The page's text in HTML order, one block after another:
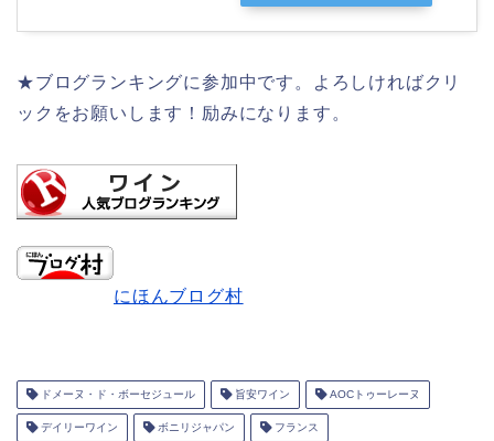
★ブログランキングに参加中です。よろしければクリ
ックをお願いします！励みになります。
にほんブログ村
ドメーヌ・ド・ボーセジュール 旨安ワイン AOCトゥーレーヌ
デイリーワイン ボニリジャパン フランス